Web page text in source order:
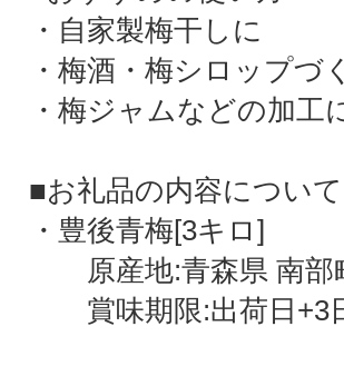
・自家製梅干しに
・梅酒・梅シロップづ
・梅ジャムなどの加工
■お礼品の内容について
・豊後青梅[3キロ]
原産地:青森県 南部
賞味期限:出荷日+3